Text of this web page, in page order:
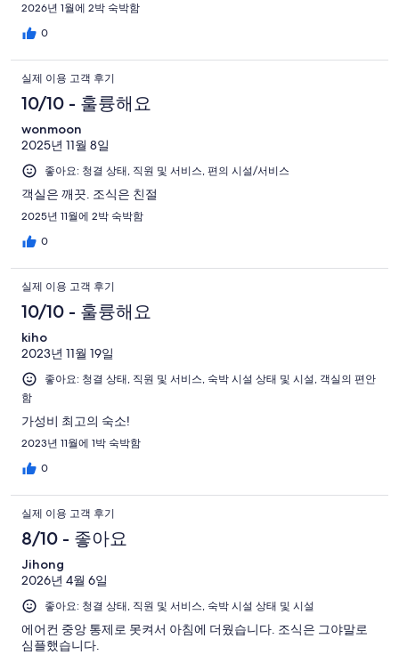
2026년 1월에 2박 숙박함
0
실제 이용 고객 후기
10/10 - 훌륭해요
wonmoon
2025년 11월 8일
좋아요: 청결 상태, 직원 및 서비스, 편의 시설/서비스
객실은 깨끗. 조식은 친절
2025년 11월에 2박 숙박함
0
실제 이용 고객 후기
10/10 - 훌륭해요
kiho
2023년 11월 19일
좋아요: 청결 상태, 직원 및 서비스, 숙박 시설 상태 및 시설, 객실의 편안
함
가성비 최고의 숙소!
2023년 11월에 1박 숙박함
0
실제 이용 고객 후기
8/10 - 좋아요
Jihong
2026년 4월 6일
좋아요: 청결 상태, 직원 및 서비스, 숙박 시설 상태 및 시설
에어컨 중앙 통제로 못켜서 아침에 더웠습니다. 조식은 그야말로
심플했습니다.